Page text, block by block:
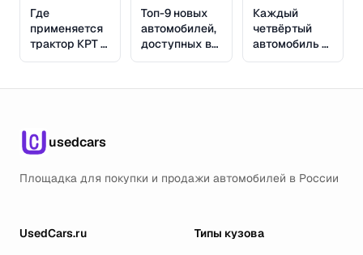
Где
применяется
трактор КРТ 2
и какие
помогает
дороге
Топ-9 новых
автомобилей,
доступных в
России по
импорту
Каждый
четвёртый
автомобиль в
России
залоге
usedcars
Площадка для покупки и продажи автомобилей в России
UsedCars.ru Типы кузова